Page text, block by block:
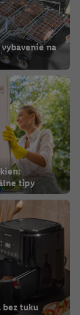
na
tipy
bez tuku
s účinnosťou
osobných